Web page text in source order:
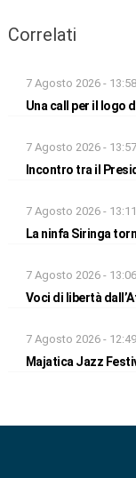
Correlati
7 Agosto 2026 - 13:58
Una call per il logo
7 Agosto 2026 - 13:57
Incontro tra il
7 Agosto 2026 - 13:11
La ninfa Siringa
7 Agosto 2026 - 13:06
Voci di libertà
7 Agosto 2026 - 12:49
Majatica Jazz